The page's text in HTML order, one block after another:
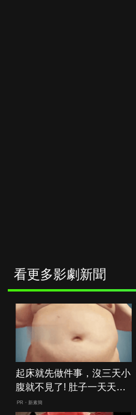
看更多影劇新聞
起床就先做件事，沒三天小
腹就不見了! 肚子一天天變
小！
PR・新素簡